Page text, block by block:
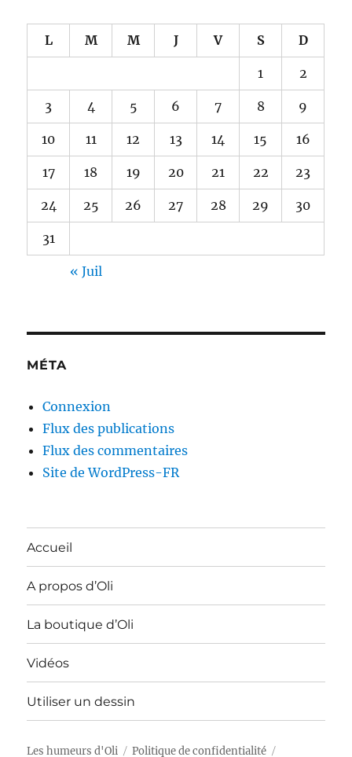
L M M J V S D
1 2
3 4 5 6 7 8 9
10 11 12 13 14 15 16
17 18 19 20 21 22 23
24 25 26 27 28 29 30
31
« Juil
MÉTA
Connexion
Flux des publications
Flux des commentaires
Site de WordPress-FR
Accueil
A propos d’Oli
La boutique d’Oli
Vidéos
Utiliser un dessin
Les humeurs d'Oli Politique de confidentialité